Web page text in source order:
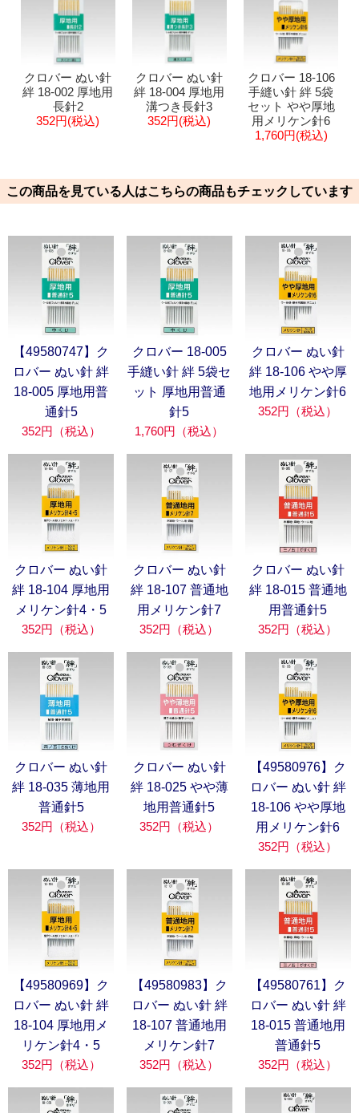
クロバー ぬい針
絆 18-002 厚地用
長針2
352円(税込)
クロバー ぬい針
絆 18-004 厚地用
溝つき長針3
352円(税込)
クロバー 18-106
手縫い針 絆 5袋
セット やや厚地
用メリケン針6
1,760円(税込)
この商品を見ている人はこちらの商品もチェックしています
【49580747】ク
ロバー ぬい針 絆
18-005 厚地用普
通針5
352円（税込）
クロバー 18-005
手縫い針 絆 5袋セ
ット 厚地用普通
針5
1,760円（税込）
クロバー ぬい針
絆 18-106 やや厚
地用メリケン針6
352円（税込）
クロバー ぬい針
絆 18-104 厚地用
メリケン針4・5
352円（税込）
クロバー ぬい針
絆 18-107 普通地
用メリケン針7
352円（税込）
クロバー ぬい針
絆 18-015 普通地
用普通針5
352円（税込）
クロバー ぬい針
絆 18-035 薄地用
普通針5
352円（税込）
クロバー ぬい針
絆 18-025 やや薄
地用普通針5
352円（税込）
【49580976】ク
ロバー ぬい針 絆
18-106 やや厚地
用メリケン針6
352円（税込）
【49580969】ク
ロバー ぬい針 絆
18-104 厚地用メ
リケン針4・5
352円（税込）
【49580983】ク
ロバー ぬい針 絆
18-107 普通地用
メリケン針7
352円（税込）
【49580761】ク
ロバー ぬい針 絆
18-015 普通地用
普通針5
352円（税込）